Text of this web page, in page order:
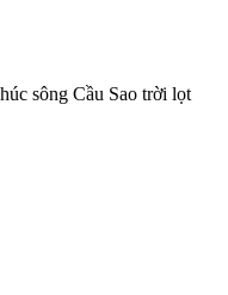
sông Cầu Sao trời lọt